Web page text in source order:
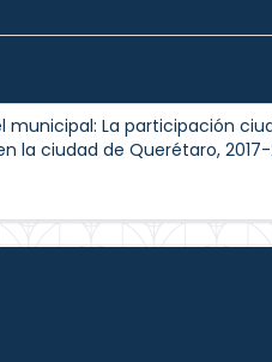
municipal: La participación
la ciudad de Querétaro,